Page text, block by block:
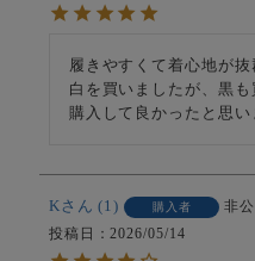
履きやすくて着心地が抜
白を買いましたが、黒
購入して良かったと思い
K 1 購入者
非
投稿日
2026/05/14